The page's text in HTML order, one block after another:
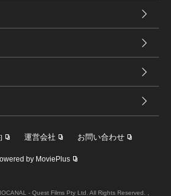
運営会社 お問い合わせ
by MoviePlus
- Quest Films Pty Ltd. All Rights Reserved. ,